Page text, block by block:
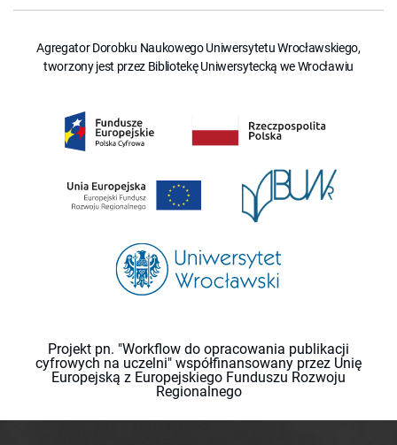
Agregator Dorobku Naukowego Uniwersytetu Wrocławskiego,
tworzony jest przez Bibliotekę Uniwersytecką we Wrocławiu
Projekt pn. "Workflow do opracowania publikacji
cyfrowych na uczelni" współfinansowany przez Unię
Europejską z Europejskiego Funduszu Rozwoju
Regionalnego